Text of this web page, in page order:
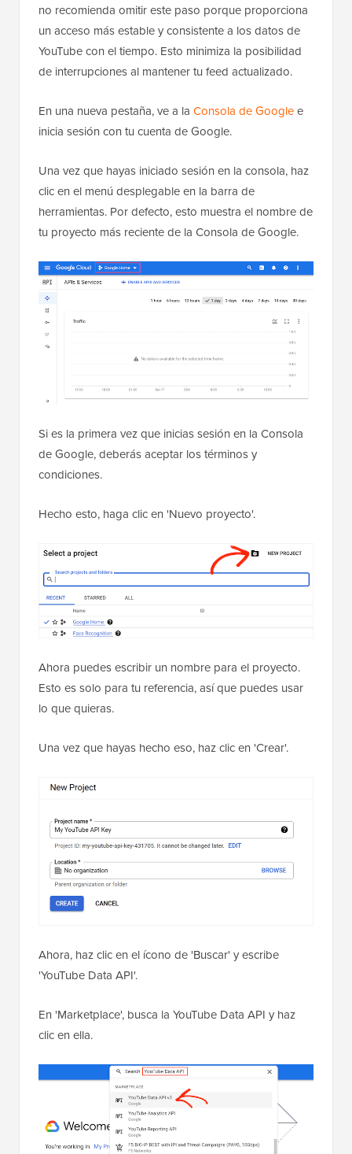
no recomienda omitir este paso porque proporciona
un acceso más estable y consistente a los datos de
YouTube con el tiempo. Esto minimiza la posibilidad
de interrupciones al mantener tu feed actualizado.
En una nueva pestaña, ve a la Consola de Googlee
inicia sesión con tu cuenta de Google.
Una vez que hayas iniciado sesión en la consola, haz
clic en el menú desplegable en la barra de
herramientas. Por defecto, esto muestra el nombre de
tu proyecto más reciente de la Consola de Google.
Si es la primera vez que inicias sesión en la Consola
de Google, deberás aceptar los términos y
condiciones.
Hecho esto, haga clic en 'Nuevo proyecto'.
Ahora puedes escribir un nombre para el proyecto.
Esto es solo para tu referencia, así que puedes usar
lo que quieras.
Una vez que hayas hecho eso, haz clic en 'Crear'.
Ahora, haz clic en el ícono de 'Buscar' y escribe
'YouTube Data API'.
En 'Marketplace', busca la YouTube Data API y haz
clic en ella.